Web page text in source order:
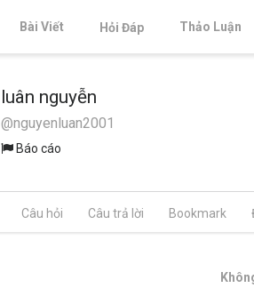
Bài Viết Hỏi Đáp Thảo Luận
luân nguyễn
@nguyenluan2001
Báo cáo
Câu hỏi Câu trả lời Bookmark